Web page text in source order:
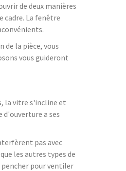
de deux manières
cadre. La fenêtre
la pièce, vous
vous guideront
la vitre s'incline et
d'ouverture a ses
pas avec
les autres types de
pencher pour ventiler